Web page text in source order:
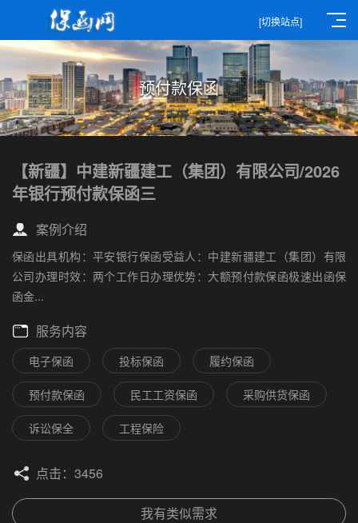
[切换站点]
预付款保函
【新疆】中建新疆建工（集团）有限公司/2026
年银行预付款保函三
案例介绍
保函出具机构：平安银行保函受益人：中建新疆建工（集团）有限
公司办理时效：两个工作日办理优势：大额预付款保函极速出函保
函金...
服务内容
电子保函 投标保函 履约保函
预付款保函 民工工资保函 采购供货保函
诉讼保全 工程保险
点击：3456
我有类似需求